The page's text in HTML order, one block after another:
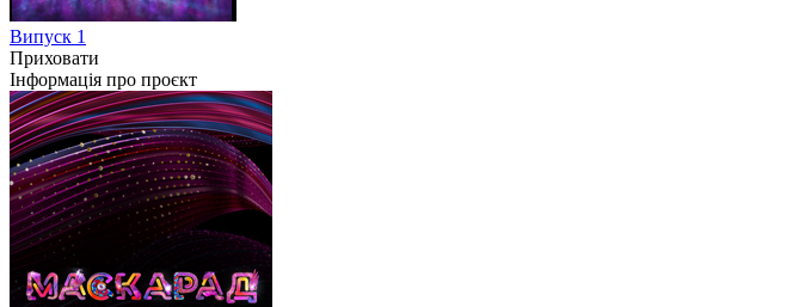
Випуск 1
Приховати
Інформація про проєкт